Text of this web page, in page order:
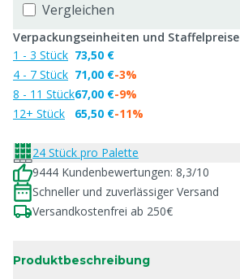
Vergleichen
Verpackungseinheiten und Staffelpreise
1 - 3 Stück
4 - 7 Stück
8 - 11 Stück
12+ Stück
73,50 €
71,00 €
67,00 €
65,50 €
-3%
-9%
-11%
24 Stück pro Palette
9444 Kundenbewertungen: 8,3/10
Schneller und zuverlässiger Versand
Versandkostenfrei ab 250€
Produktbeschreibung